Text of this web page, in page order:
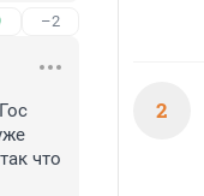
–2
что
2